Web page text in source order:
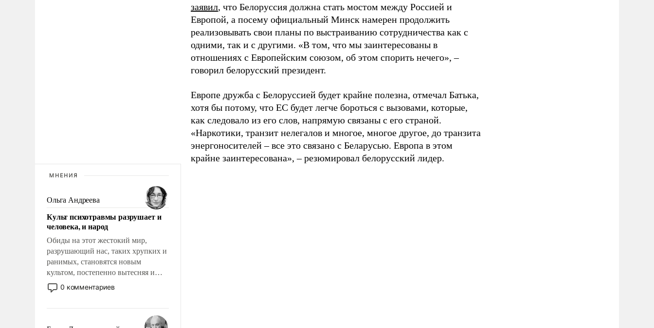
МНЕНИЯ
Ольга Андреева
Культ психотравмы разрушает и
человека, и народ
Обиды на этот жестокий мир,
разрушающий нас, таких хрупких и
ранимых, становятся новым
культом, постепенно вытесняя и
отменяя традиционное требование к
человеку – быть мужественным и
на себя ответственность, помогать
слабым, идти вперед и
0 комментариев
заявил, что Белоруссия должна стать мостом между Россией и
Европой, а посему официальный Минск намерен продолжить
реализовывать свои планы по выстраиванию сотрудничества как с
одними, так и с другими. «В том, что мы заинтересованы в
отношениях с Европейским союзом, об этом спорить нечего», –
говорил белорусский президент.
Европе дружба с Белоруссией будет крайне полезна, отмечал Батька,
хотя бы потому, что ЕС будет легче бороться с вызовами, которые,
как следовало из его слов, напрямую связаны с его страной.
«Наркотики, транзит нелегалов и многое, многое другое, до транзита
энергоносителей – все это связано с Беларусью. Европа в этом
крайне заинтересована», – резюмировал белорусский лидер.